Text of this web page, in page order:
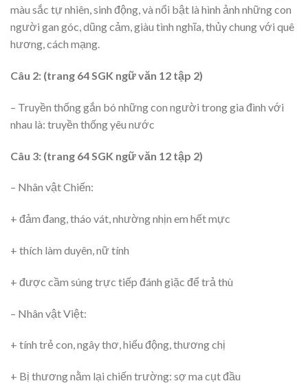
màu sắc tự nhiên, sinh động, và nổi bật là hình ảnh những con
người gan góc, dũng cảm, giàu tình nghĩa, thủy chung với quê
hương, cách mạng.
Câu 2: (trang 64 SGK ngữ văn 12 tập 2)
– Truyền thống gắn bó những con người trong gia đình với
nhau là: truyền thống yêu nước
Câu 3: (trang 64 SGK ngữ văn 12 tập 2)
– Nhân vật Chiến:
+ đảm đang, tháo vát, nhường nhịn em hết mực
+ thích làm duyên, nữ tính
+ được cầm súng trực tiếp đánh giặc để trả thù
– Nhân vật Việt:
+ tính trẻ con, ngây thơ, hiếu động, thương chị
+ Bị thương nằm lại chiến trường: sợ ma cụt đầu